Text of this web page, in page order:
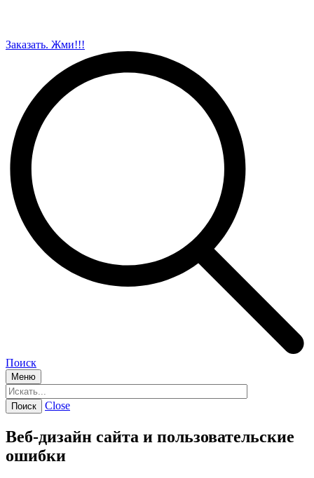
Заказать. Жми!!!
Поиск
Меню
Close
Веб-дизайн сайта и пользовательские
ошибки